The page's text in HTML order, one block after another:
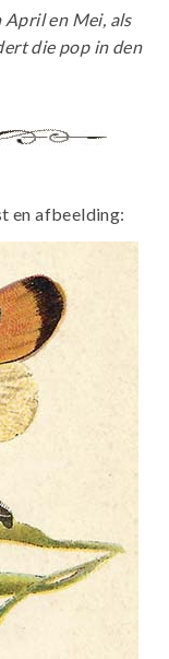
en Mei, als
die pop in den
en afbeelding: